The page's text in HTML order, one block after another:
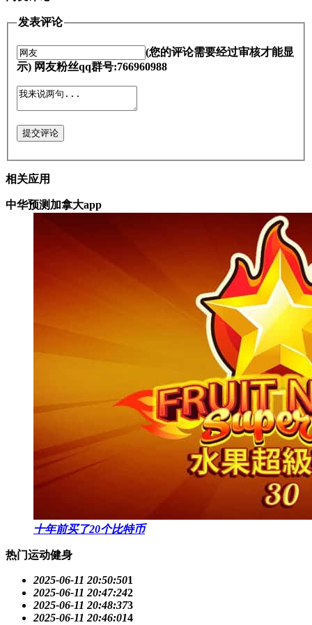
发表评论
(您的评论需要经过审核才能显
示) 网友粉丝qq群号:766960988
提交评论
相关应用
中华预测加拿大app
十年前买了20个比特币
热门运动健身
2025-06-11 20:50:501
2025-06-11 20:47:242
2025-06-11 20:48:373
2025-06-11 20:46:014